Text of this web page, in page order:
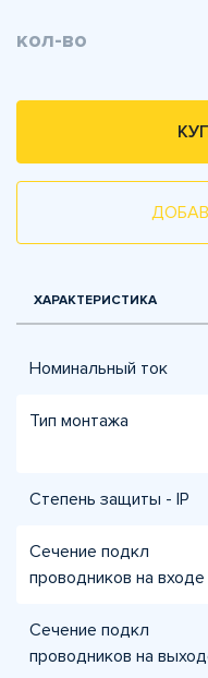
кол-во
ХАРАКТЕРИСТИКА
Номинальный ток
Тип монтажа
Степень защиты - IP
Сечение подкл
проводников на входe
Сечение подкл
проводников на